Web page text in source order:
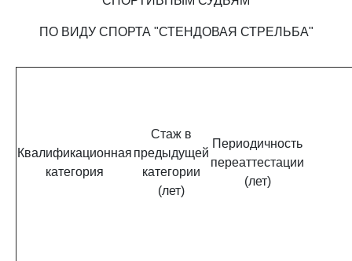
ПО ВИДУ СПОРТА "СТЕНДОВАЯ СТРЕЛЬБА"
Квалификационная
категория
Стаж в
предыдущей
категории
(лет)
Периодичность
переаттестации
(лет)